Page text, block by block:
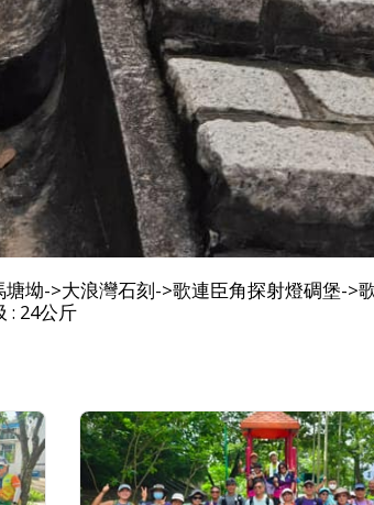
塘坳->大浪灣石刻->歌連臣角探射燈碉堡->
: 24公斤